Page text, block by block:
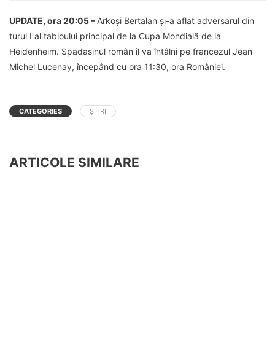
UPDATE, ora 20:05 – Arkoşi Bertalan şi-a aflat adversarul din
turul I al tabloului principal de la Cupa Mondială de la
Heidenheim. Spadasinul român îl va întâlni pe francezul Jean
Michel Lucenay, începând cu ora 11:30, ora României.
CATEGORIES ȘTIRI
ARTICOLE SIMILARE